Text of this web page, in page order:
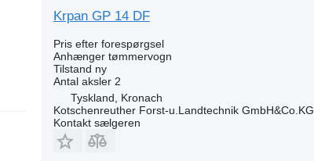
Krpan GP 14 DF
Pris efter forespørgsel
Anhænger tømmervogn
Tilstand ny
Antal aksler 2
Tyskland, Kronach
Kotschenreuther Forst-u.Landtechnik GmbH&Co.KG
Kontakt sælgeren